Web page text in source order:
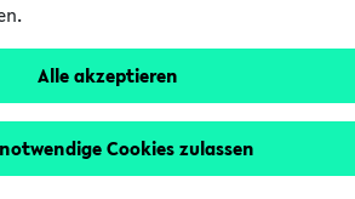
bis WiSe 16/17)
Alle akzeptieren
Cookies zulassen